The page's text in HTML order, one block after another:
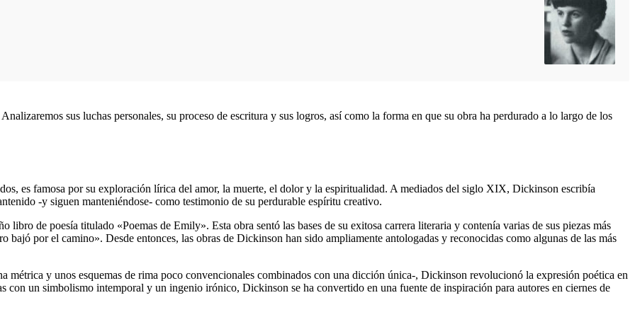
sus luchas personales, su proceso de escritura y sus logros, así como la forma en que su obra ha perdurado a lo largo de los
es famosa por su exploración lírica del amor, la muerte, el dolor y la espiritualidad. A mediados del siglo XIX, Dickinson escribía
-y siguen manteniéndose- como testimonio de su perdurable espíritu creativo.
de poesía titulado «Poemas de Emily». Esta obra sentó las bases de su exitosa carrera literaria y contenía varias de sus piezas más
por el camino». Desde entonces, las obras de Dickinson han sido ampliamente antologadas y reconocidas como algunas de las más
métrica y unos esquemas de rima poco convencionales combinados con una dicción única-, Dickinson revolucionó la expresión poética en
con un simbolismo intemporal y un ingenio irónico, Dickinson se ha convertido en una fuente de inspiración para autores en ciernes de